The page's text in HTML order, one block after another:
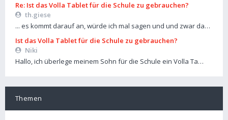
Re: Ist das Volla Tablet für die Schule zu gebrauchen?
th.giese
... es kommt darauf an, würde ich mal sagen und und zwar da…
Ist das Volla Tablet für die Schule zu gebrauchen?
Niki
Hallo, ich überlege meinem Sohn für die Schule ein Volla Ta…
Themen